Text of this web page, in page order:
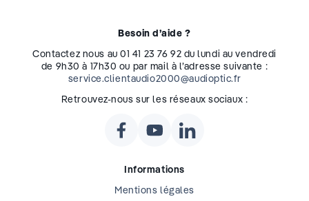
Besoin d’aide ?
Contactez nous au 01 41 23 76 92 du lundi au vendredi
de 9h30 à 17h30 ou par mail à l’adresse suivante :
service.clientaudio2000@audioptic.fr
Retrouvez-nous sur les réseaux sociaux :
Informations
Mentions légales